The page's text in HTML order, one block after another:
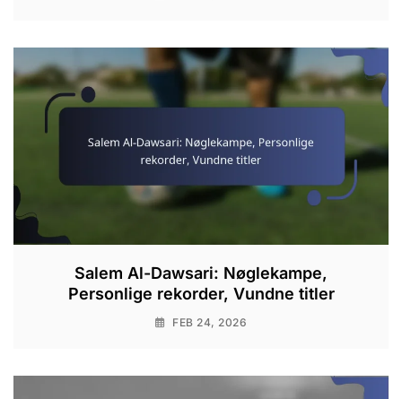
Salem Al-Dawsari: Nøglekampe,
Personlige rekorder, Vundne titler
FEB 24, 2026